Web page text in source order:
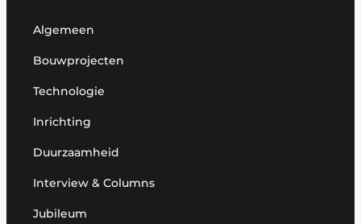
Algemeen
Bouwprojecten
Technologie
Inrichting
Duurzaamheid
Interview & Columns
Jubileum